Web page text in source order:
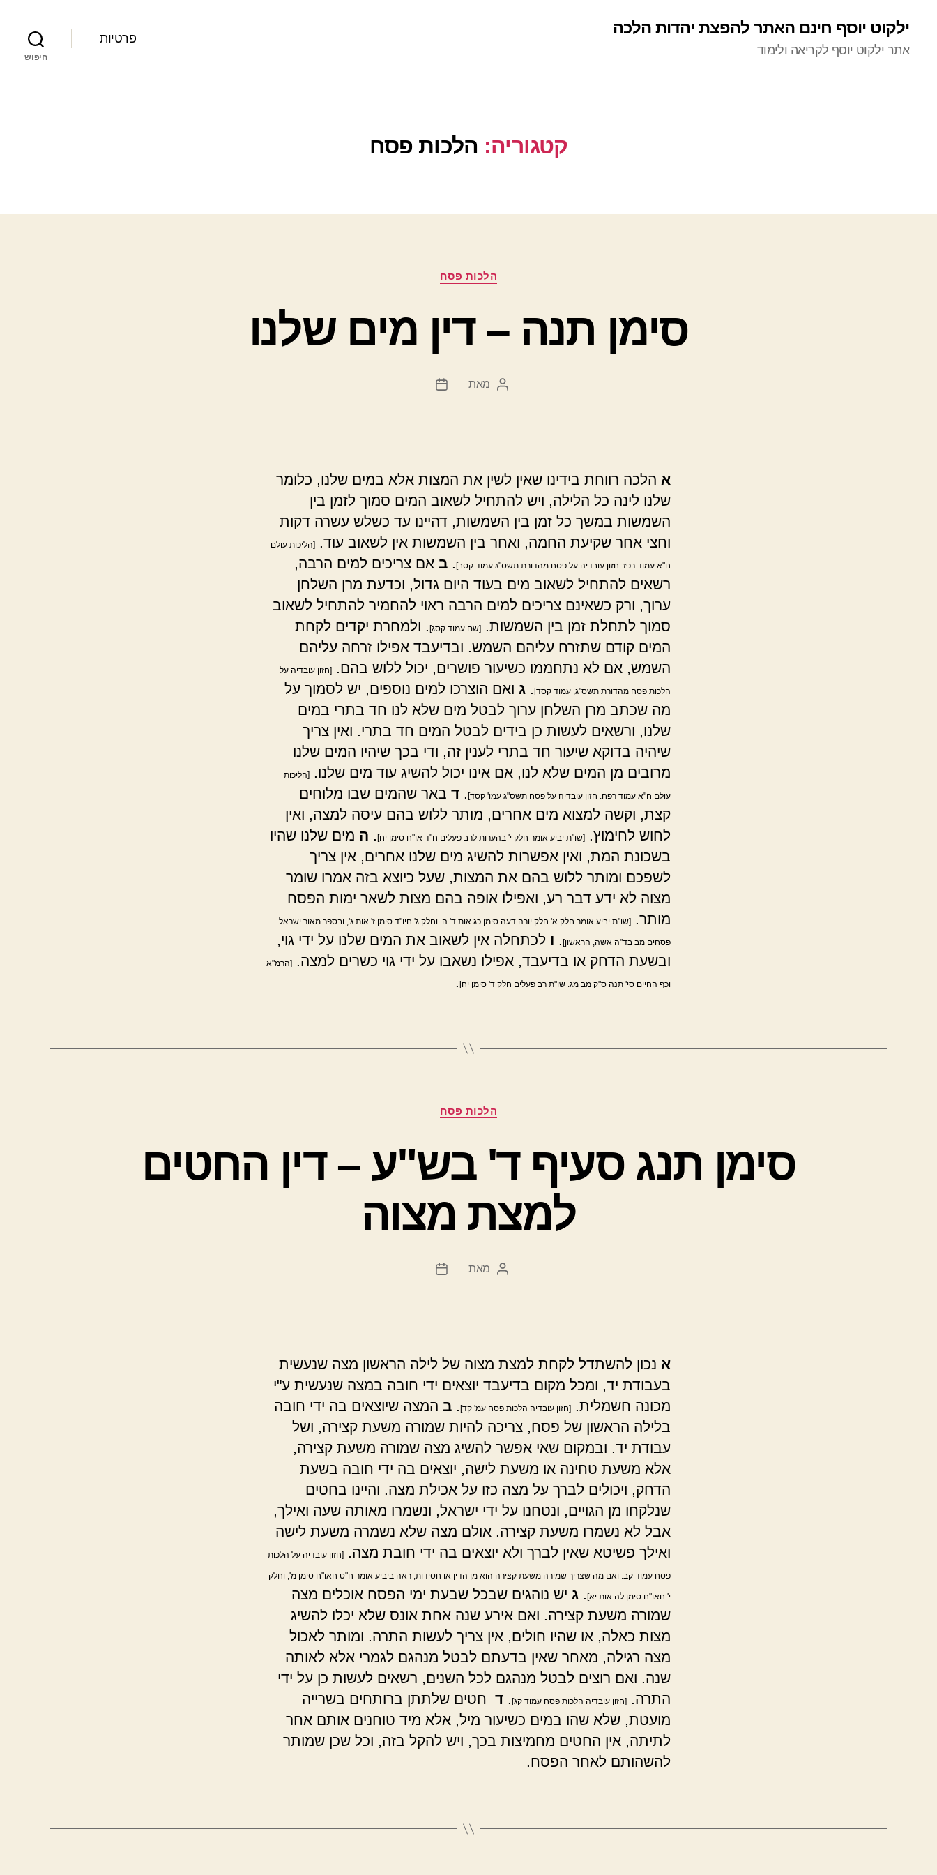
ילקוט יוסף חינם האתר להפצת יהדות הלכה
אתר ילקוט יוסף לקריאה ולימוד
פרטיות
חיפוש
קטגוריה: הלכות פסח
קטגוריות
הלכות פסח
סימן תנה – דין מים שלנו
המחבר
מאת
תאריך
א הלכה רווחת בידינו שאין לשין את המצות אלא במים שלנו, כלומר
שלנו לינה כל הלילה, ויש להתחיל לשאוב המים סמוך לזמן בין
השמשות במשך כל זמן בין השמשות, דהיינו עד כשלש עשרה דקות
וחצי אחר שקיעת החמה, ואחר בין השמשות אין לשאוב עוד.
[הליכות עולם
ח"א עמוד רפז. חזון עובדיה על פסח מהדורת תשס"ג עמוד קסב] ב אם צריכים למים הרבה,
רשאים להתחיל לשאוב מים בעוד היום גדול, וכדעת מרן השלחן
ערוך, ורק כשאינם צריכים למים הרבה ראוי להחמיר להתחיל לשאוב
סמוך לתחלת זמן בין השמשות.
[שם עמוד קסג]
. ולמחרת יקדים לקחת
המים קודם שתזרח עליהם השמש. ובדיעבד אפילו זרחה עליהם
השמש, אם לא נתחממו כשיעור פושרים, יכול ללוש בהם.
[חזון עובדיה על
הלכות פסח מהדורת תשס"ג, עמוד קסד] ג ואם הוצרכו למים נוספים, יש לסמוך על
מה שכתב מרן השלחן ערוך לבטל מים שלא לנו חד בתרי במים
שלנו, ורשאים לעשות כן בידים לבטל המים חד בתרי. ואין צריך
שיהיה בדוקא שיעור חד בתרי לענין זה, ודי בכך שיהיו המים שלנו
מרובים מן המים שלא לנו, אם אינו יכול להשיג עוד מים שלנו.
[הליכות
עולם ח"א עמוד רפח. חזון עובדיה על פסח תשס"ג עמו' קסד] ד באר שהמים שבו מלוחים
קצת, וקשה למצוא מים אחרים, מותר ללוש בהם עיסה למצה, ואין
לחוש לחימוץ.
[שו"ת יביע אומר חלק י' בהערות לרב פעלים ח"ד או"ח סימן יח] ה מים שלנו שהיו
בשכונת המת, ואין אפשרות להשיג מים שלנו אחרים, אין צריך
לשפכם ומותר ללוש בהם את המצות, שעל כיוצא בזה אמרו שומר
מצוה לא ידע דבר רע, ואפילו אופה בהם מצות לשאר ימות הפסח
מותר.
[שו"ת יביע אומר חלק א' חלק יורה דעה סימן כג אות ד' ה. וחלק ג' חיו"ד סימן ז' אות ג', ובספר מאור ישראל
פסחים מב בד"ה אשה, הראשון] ו לכתחלה אין לשאוב את המים שלנו על ידי גוי,
ובשעת הדחק או בדיעבד, אפילו נשאבו על ידי גוי כשרים למצה.
[הרמ"א
וכף החיים סי' תנה ס"ק מב מג. שו"ת רב פעלים חלק ד' סימן יח]
הלכות פסח
סימן תנג סעיף ד' בש"ע – דין החטים
למצת מצוה
המחבר
מאת
תאריך
א נכון להשתדל לקחת למצת מצוה של לילה הראשון מצה שנעשית
בעבודת יד, ומכל מקום בדיעבד יוצאים ידי חובה במצה שנעשית ע"י
מכונה חשמלית.
[חזון עובדיה הלכות פסח עמ' קד] . ב המצה שיוצאים בה ידי חובה
בלילה הראשון של פסח, צריכה להיות שמורה משעת קצירה, ושל
עבודת יד. ובמקום שאי אפשר להשיג מצה שמורה משעת קצירה,
אלא משעת טחינה או משעת לישה, יוצאים בה ידי חובה בשעת
הדחק, ויכולים לברך על מצה כזו על אכילת מצה. והיינו בחטים
שנלקחו מן הגויים, ונטחנו על ידי ישראל, ונשמרו מאותה שעה ואילך,
אבל לא נשמרו משעת קצירה. אולם מצה שלא נשמרה משעת לישה
ואילך פשיטא שאין לברך ולא יוצאים בה ידי חובת מצה.
[חזון עובדיה על הלכות
פסח עמוד קב. ואם מה שצריך שמירה משעת קצירה הוא מן הדין או חסידות, ראה ביביע אומר ח"ט חאו"ח סימן מ', וחלק
י' חאו"ח סימן לה אות יא] . ג יש נוהגים שבכל שבעת ימי הפסח אוכלים מצה
שמורה משעת קצירה. ואם אירע שנה אחת אונס שלא יכלו להשיג
מצות כאלה, או שהיו חולים, אין צריך לעשות התרה. ומותר לאכול
מצה רגילה, מאחר שאין בדעתם לבטל מנהגם לגמרי אלא לאותה
שנה. ואם רוצים לבטל מנהגם לכל השנים, רשאים לעשות כן על ידי
התרה.
[חזון עובדיה הלכות פסח עמוד קג] . ד חטים שלתתן ברותחים בשרייה
מועטת, שלא שהו במים כשיעור מיל, אלא מיד טוחנים אותם אחר
לתיתה, אין החטים מחמיצות בכך, ויש להקל בזה, וכל שכן שמותר
להשהותם לאחר הפסח.